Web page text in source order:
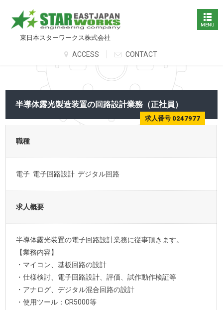
東日本スターワークス株式会社
ACCESS CONTACT
半導体露光製造装置の回路設計業務（正社員）
求人番号 0247977
職種
電子 電子回路設計 デジタル回路
求人概要
半導体露光装置の電子回路設計業務に従事頂きます。
【業務内容】
・マイコン、基板回路の設計
・仕様検討、電子回路設計、評価、試作動作検証等
・アナログ、デジタル混合回路の設計
・使用ツール：CR5000等